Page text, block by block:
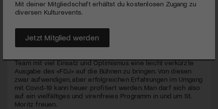
PUBLIZIERT AM 6. JULI 2021
Mit Highlights von überall! Das Festival da Jazz lädt im Juli zu
seiner 14. Ausgabe ein.
Team mit viel Einsatz und Optimismus eine leicht verkürzte
Ausgabe des «FDJ» auf die Bühnen zu bringen. Von diesen
zwar aufwendigen, aber erfolgreichen Erfahrungen im Umgang
mit Covid-19 kann heuer profitiert werden. Man darf sich also
auf ein vielfältiges und virenfreies Programm in und um St.
Moritz freuen.
Mit deiner Mitgliedschaft erhältst du kostenlosen Zugang zu
diversen Kulturevents.
Jetzt Mitglied werden